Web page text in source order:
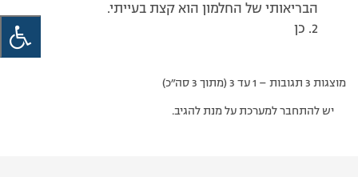
הבריאותי של החלמון הוא קצת בעייתי.
2. כן
מוצגות 3 תגובות – 1 עד 3 (מתוך 3 סה״כ)
יש להתחבר למערכת על מנת להגיב.